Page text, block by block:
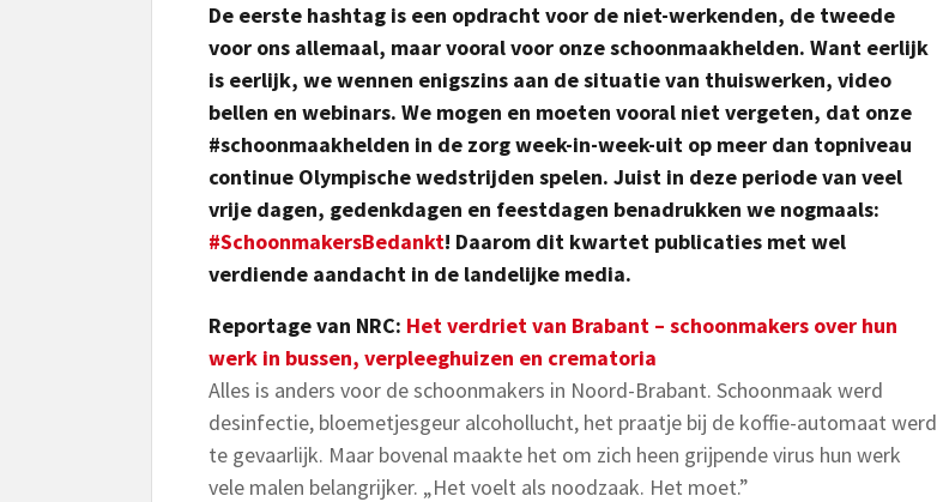
De eerste hashtag is een opdracht voor de niet-werkenden, de tweede
voor ons allemaal, maar vooral voor onze schoonmaakhelden. Want eerlijk
is eerlijk, we wennen enigszins aan de situatie van thuiswerken, video
bellen en webinars. We mogen en moeten vooral niet vergeten, dat onze
#schoonmaakhelden in de zorg week-in-week-uit op meer dan topniveau
continue Olympische wedstrijden spelen. Juist in deze periode van veel
vrije dagen, gedenkdagen en feestdagen benadrukken we nogmaals:
#SchoonmakersBedankt! Daarom dit kwartet publicaties met wel
verdiende aandacht in de landelijke media.
Reportage van NRC: Het verdriet van Brabant – schoonmakers over hun
werk in bussen, verpleeghuizen en crematoria
Alles is anders voor de schoonmakers in Noord-Brabant. Schoonmaak werd
desinfectie, bloemetjesgeur alcohollucht, het praatje bij de koffie-automaat werd
te gevaarlijk. Maar bovenal maakte het om zich heen grijpende virus hun werk
vele malen belangrijker. „Het voelt als noodzaak. Het moet.”